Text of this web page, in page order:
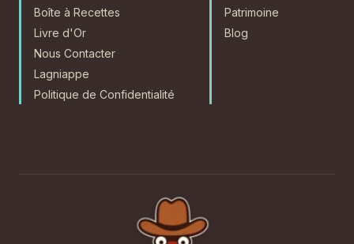
Boîte à Recettes
Livre d'Or
Nous Contacter
Lagniappe
Politique de Confidentialité
Patrimoine
Blog